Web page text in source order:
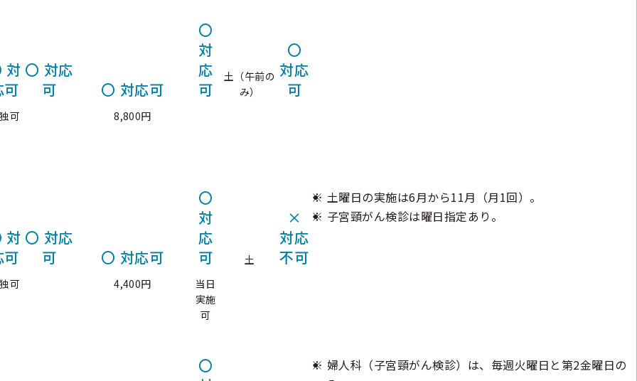
対
可
可
〇 対応
可
〇 対応可
8,800円
〇
対
応
可
土（午前の
み）
〇
対応
可
対
可
可
〇 対応
可
〇 対応可
4,400円
〇
対
応
可
当日
実施
可
土
×
対応
不可
土曜日の実施は6月から11月（月1回）。
子宮頸がん検診は曜日指定あり。
〇
婦人科（子宮頸がん検診）は、毎週火曜日と第2金曜日の